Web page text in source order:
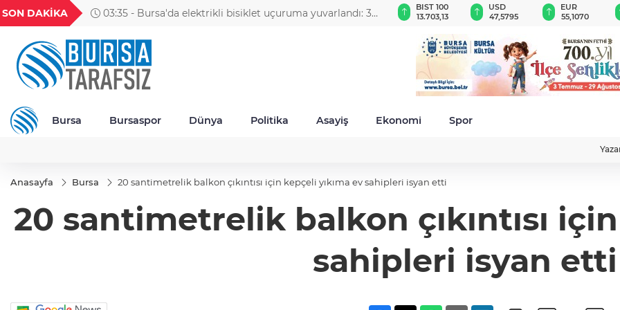
SON DAKİKA
03:35 - Bursa'da elektrikli bisiklet uçuruma yuvarlandı: 3
18,1948
TND
16,3279
BGN
28,0626
0,0018
GAU/TRY
6.540,72
BIST 100
13.703,13
USD
47,5795
EUR
55,1070
Bursa Bursaspor Dünya Politika Asayiş Ekonomi Spor
Anasayfa Bursa 20 santimetrelik balkon çıkıntısı için kepçeli yıkıma ev sahipleri isyan etti
20 santimetrelik balkon çıkıntısı
sahipleri isyan etti